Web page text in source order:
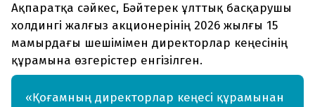
Ақпаратқа сәйкес, Бәйтерек ұлттық басқарушы
холдингі жалғыз акционерінің 2026 жылғы 15
мамырдағы шешімімен директорлар кеңесінің
құрамына өзгерістер енгізілген.
«Қоғамның директорлар кеңесі құрамынан